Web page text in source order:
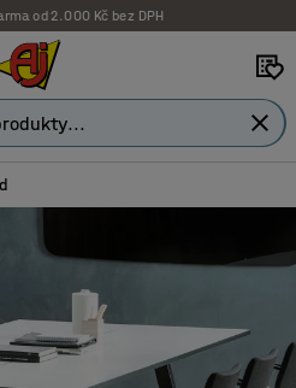
od 2.000 Kč bez DPH